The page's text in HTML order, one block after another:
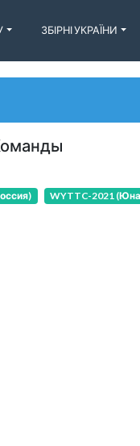
ЗБІРНІ УКРАЇНИ
WYTTC-2021